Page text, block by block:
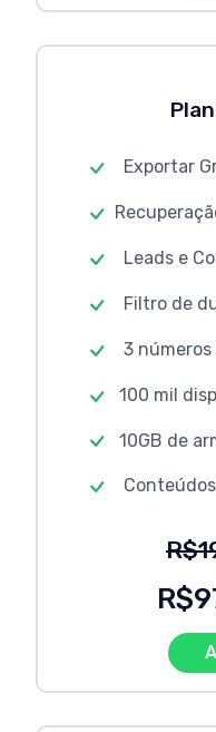
Exportar
Leads e
Filtro de
3
100 mil
10GB de